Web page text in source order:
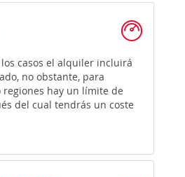
casos el alquiler incluirá
no obstante, para
regiones hay un límite de
del cual tendrás un coste